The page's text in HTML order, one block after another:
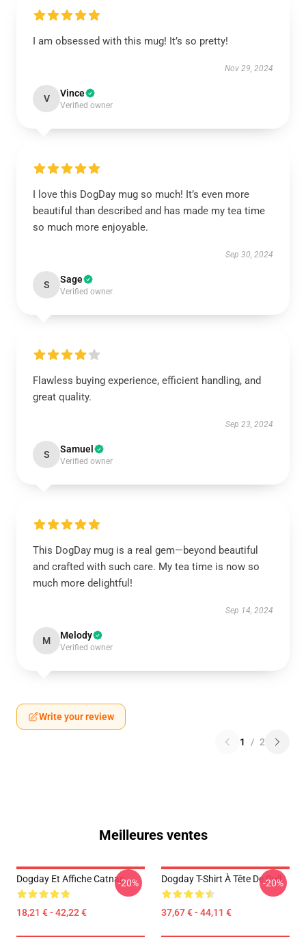
I am obsessed with this mug! It’s so pretty!
Nov 29, 2024
V Vince
Verified owner
I love this DogDay mug so much! It’s even more
beautiful than described and has made my tea time
so much more enjoyable.
Sep 30, 2024
S Sage
Verified owner
Flawless buying experience, efficient handling, and
great quality.
Sep 23, 2024
S Samuel
Verified owner
This DogDay mug is a real gem—beyond beautiful
and crafted with such care. My tea time is now so
much more delightful!
Sep 14, 2024
M Melody
Verified owner
Write your review
1 / 2
Meilleures ventes
Dogday Et Affiche Catnap
18,21 € - 42,22 €
-20% Dogday T-Shirt À Tête De Pull
37,67 € - 44,11 €
-20%